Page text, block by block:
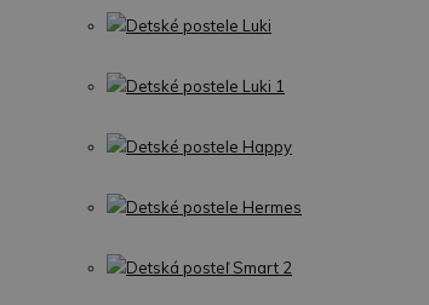
Detské postele Luki
Detské postele Luki 1
Detské postele Happy
Detské postele Hermes
Detská posteľ Smart 2